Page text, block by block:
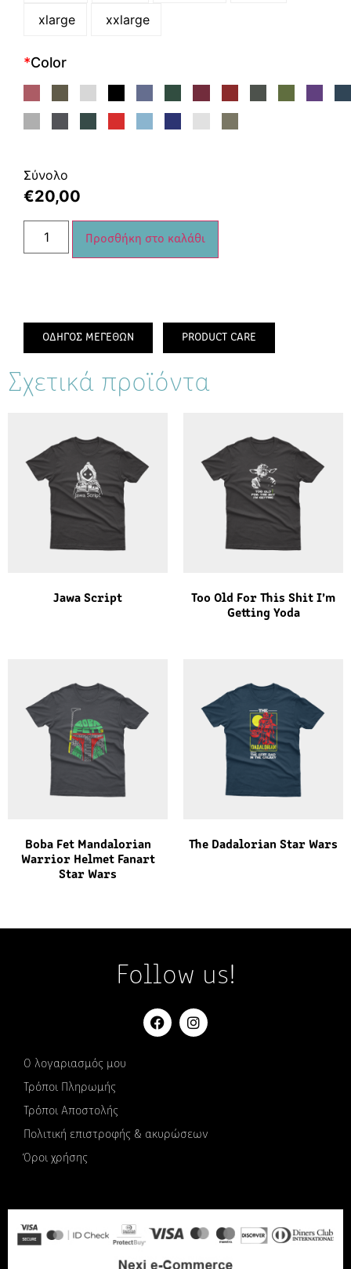
xlarge xxlarge
*Color
Σύνολο
€20,00
Προσθήκη στο καλάθι
ΟΔΗΓΟΣ ΜΕΓΕΘΩΝ PRODUCT CARE
Σχετικά προϊόντα
Jawa Script
Too Old For This Shit I’m
Getting Yoda
Boba Fet Mandalorian
Warrior Helmet Fanart
Star Wars
The Dadalorian Star Wars
Follow us!
Ο λογαριασμός μου
Τρόποι Πληρωμής
Τρόποι Αποστολής
Πολιτική επιστροφής & ακυρώσεων
Όροι χρήσης